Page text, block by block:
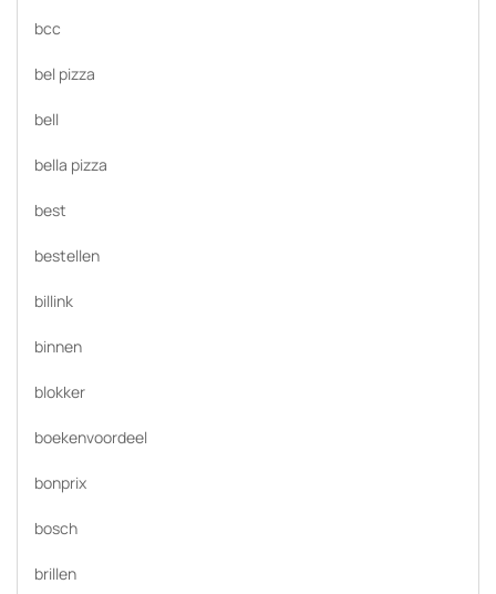
bcc
bel pizza
bell
bella pizza
best
bestellen
billink
binnen
blokker
boekenvoordeel
bonprix
bosch
brillen